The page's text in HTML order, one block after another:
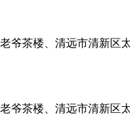
茶楼、清远市清新区
茶楼、清远市清新区